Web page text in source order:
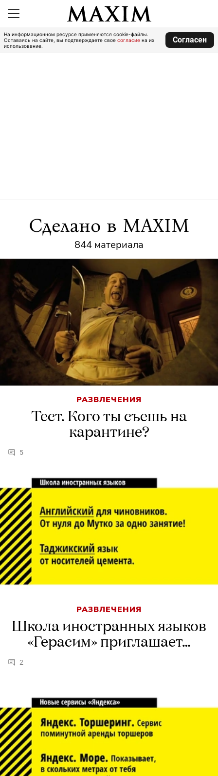
На информационном ресурсе применяются cookie-файлы.
Оставаясь на сайте, вы подтверждаете свое согласие на их
использование.
Согласен
Сделано в MAXIM
844 материала
РАЗВЛЕЧЕНИЯ
Тест. Кого ты съешь на
карантине?
5
РАЗВЛЕЧЕНИЯ
Школа иностранных языков
«Герасим» приглашает…
2